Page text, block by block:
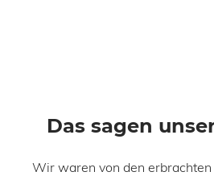
Das sagen
Wir waren von den